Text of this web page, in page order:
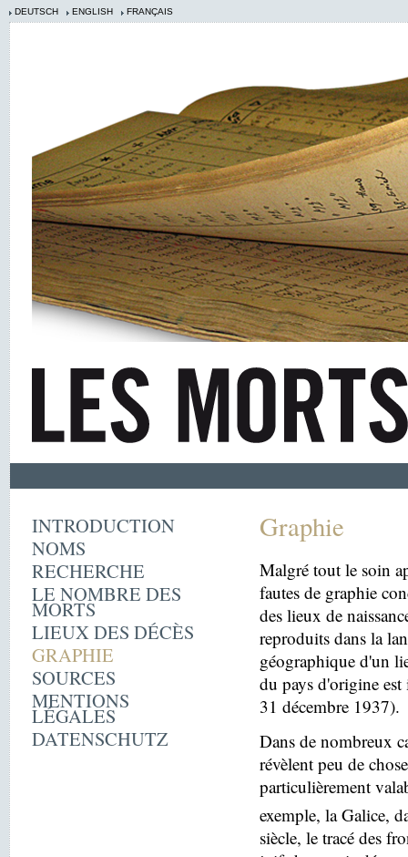
DEUTSCH ENGLISH FRANÇAIS
INTRODUCTION
NOMS
RECHERCHE
LE NOMBRE DES
MORTS
LIEUX DES DÉCÈS
GRAPHIE
SOURCES
MENTIONS
LÉGALES
DATENSCHUTZ
Graphie
Malgré tout le soin
fautes de graphie
des lieux de
reproduits dans la
géographique d'un
du pays d'origine est
31 décembre 1937).
Dans de nombreux
révèlent peu de
particulièrement
exemple, la Galice,
siècle, le tracé des